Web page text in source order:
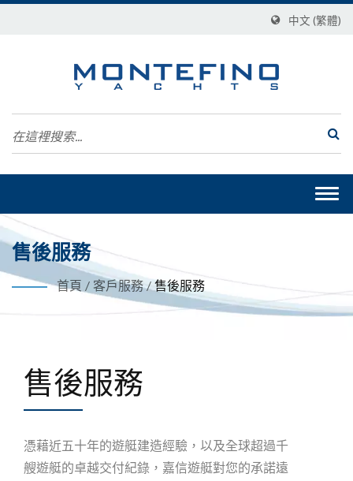
中文 (繁體)
售後服務
首頁 / 客戶服務 / 售後服務
售後服務
憑藉近五十年的遊艇建造經驗，以及全球超過千
艘遊艇的卓越交付紀錄，嘉信遊艇對您的承諾遠